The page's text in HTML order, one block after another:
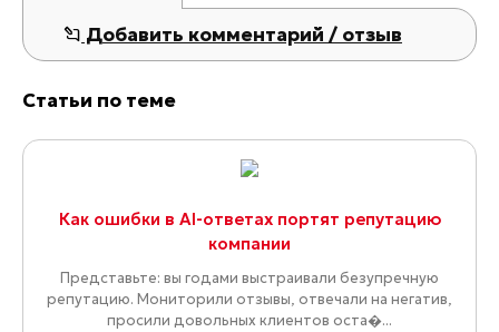
Добавить комментарий / отзыв
Статьи по теме
Как ошибки в AI-ответах портят репутацию
компании
Представьте: вы годами выстраивали безупречную
репутацию. Мониторили отзывы, отвечали на негатив,
просили довольных клиентов оста�...